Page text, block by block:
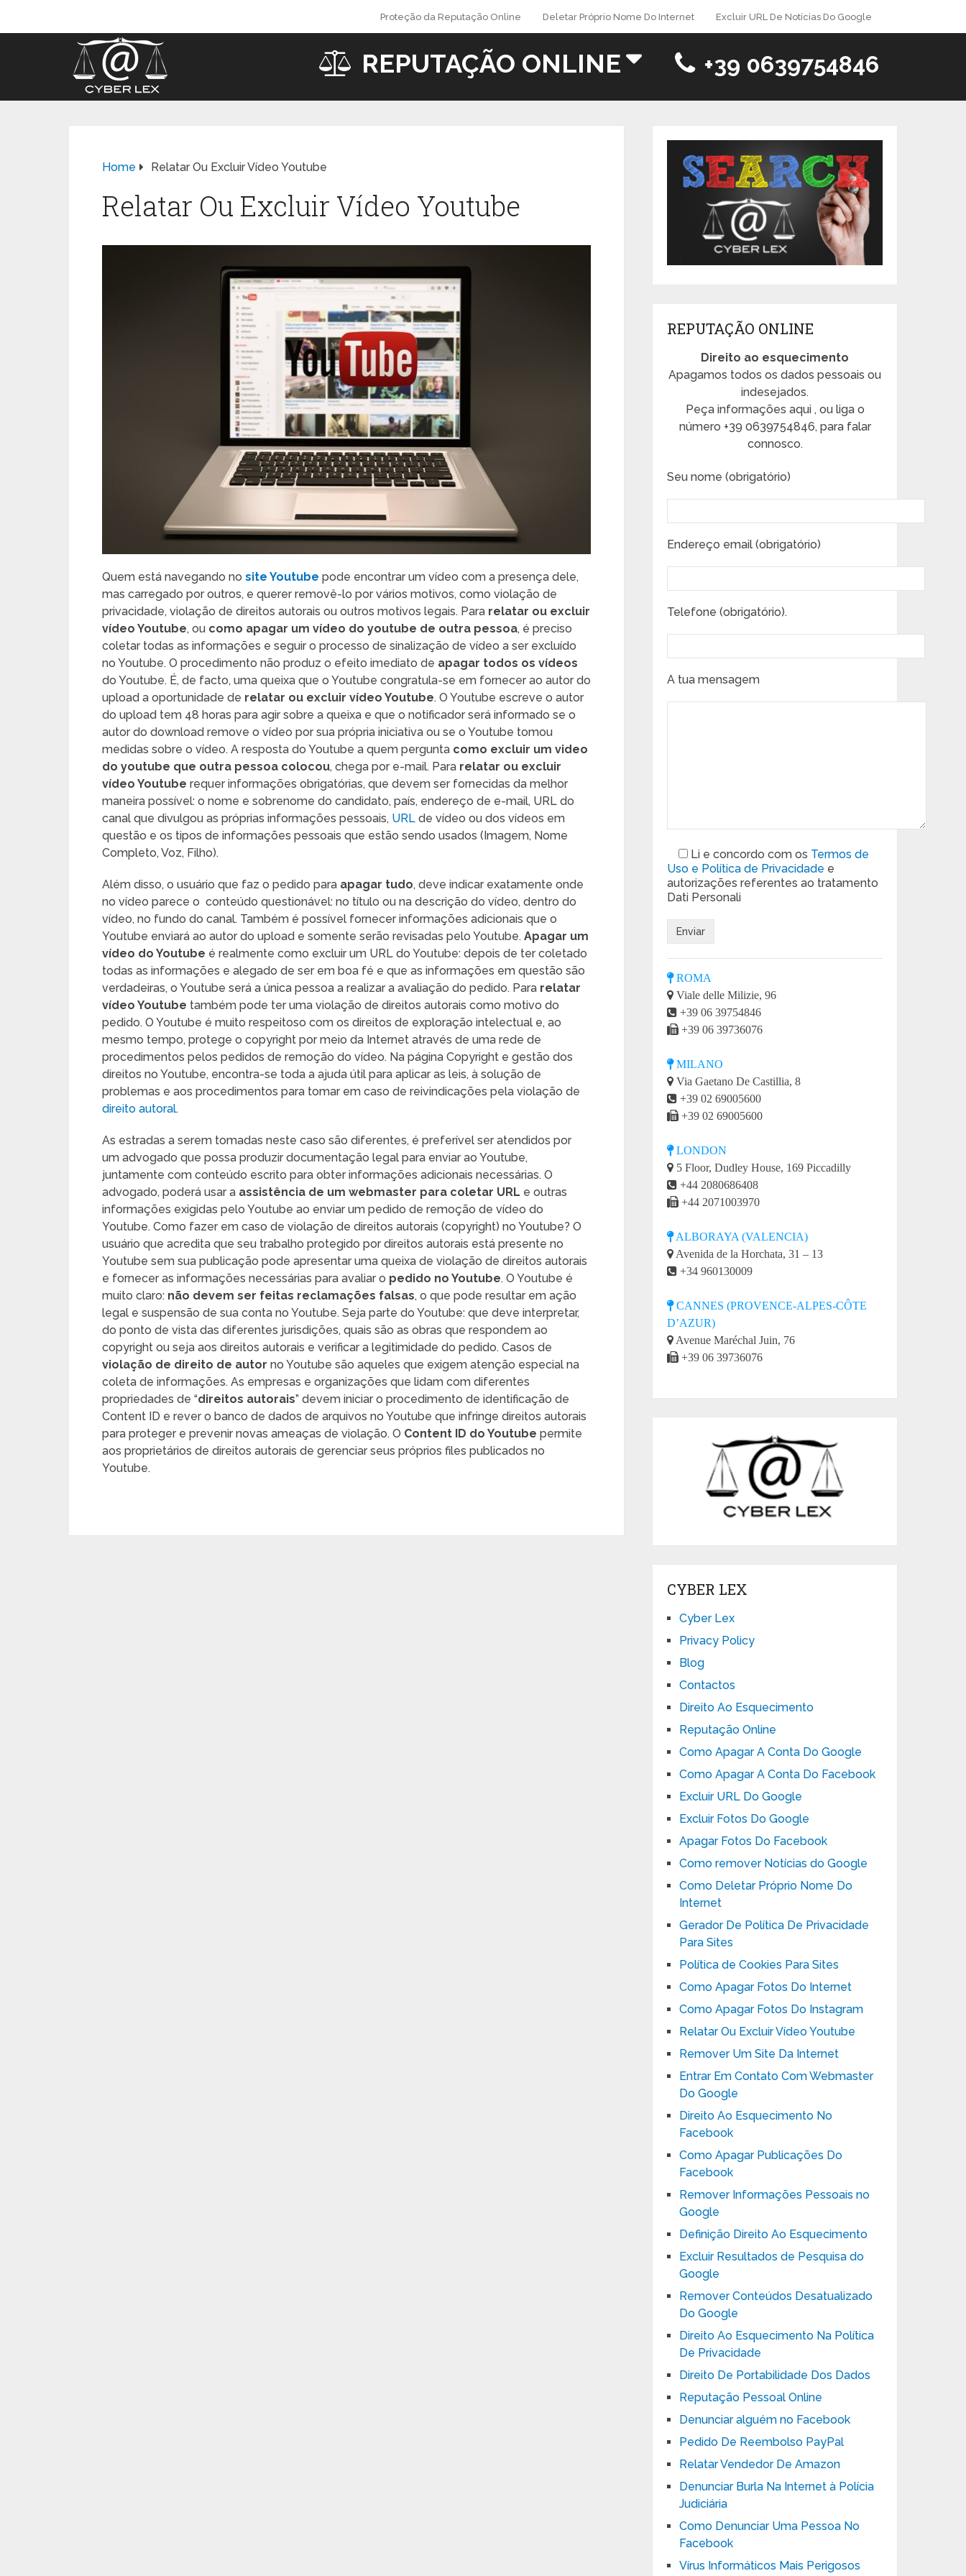
Proteção da Reputação Online Deletar Próprio Nome Do Internet Excluir URL De Notícias Do Google
REPUTAÇÃO ONLINE +39 0639754846
Home Relatar Ou Excluir Vídeo Youtube
Relatar Ou Excluir Vídeo Youtube
Quem está navegando no site Youtube pode encontrar um vídeo com a presença dele,
mas carregado por outros, e querer removê-lo por vários motivos, como violação de
privacidade, violação de direitos autorais ou outros motivos legais. Para relatar ou excluir
vídeo Youtube, ou como apagar um vídeo do youtube de outra pessoa, é preciso
coletar todas as informações e seguir o processo de sinalização de vídeo a ser excluído
no Youtube. O procedimento não produz o efeito imediato de apagar todos os vídeos
do Youtube. É, de facto, uma queixa que o Youtube congratula-se em fornecer ao autor do
upload a oportunidade de relatar ou excluir vídeo Youtube. O Youtube escreve o autor
do upload tem 48 horas para agir sobre a queixa e que o notificador será informado se o
autor do download remove o vídeo por sua própria iniciativa ou se o Youtube tomou
medidas sobre o vídeo. A resposta do Youtube a quem pergunta como excluir um video
do youtube que outra pessoa colocou, chega por e-mail. Para relatar ou excluir
vídeo Youtube requer informações obrigatórias, que devem ser fornecidas da melhor
maneira possível: o nome e sobrenome do candidato, país, endereço de e-mail, URL do
canal que divulgou as próprias informações pessoais, URL de vídeo ou dos vídeos em
questão e os tipos de informações pessoais que estão sendo usados (Imagem, Nome
Completo, Voz, Filho).
Além disso, o usuário que faz o pedido para apagar tudo, deve indicar exatamente onde
no vídeo parece o conteúdo questionável: no título ou na descrição do vídeo, dentro do
vídeo, no fundo do canal. Também é possível fornecer informações adicionais que o
Youtube enviará ao autor do upload e somente serão revisadas pelo Youtube. Apagar um
vídeo do Youtube é realmente como excluir um URL do Youtube: depois de ter coletado
todas as informações e alegado de ser em boa fé e que as informações em questão são
verdadeiras, o Youtube será a única pessoa a realizar a avaliação do pedido. Para relatar
vídeo Youtube também pode ter uma violação de direitos autorais como motivo do
pedido. O Youtube é muito respeitoso com os direitos de exploração intelectual e, ao
mesmo tempo, protege o copyright por meio da Internet através de uma rede de
procedimentos pelos pedidos de remoção do vídeo. Na página Copyright e gestão dos
direitos no Youtube, encontra-se toda a ajuda útil para aplicar as leis, à solução de
problemas e aos procedimentos para tomar em caso de reivindicações pela violação de
direito autoral.
As estradas a serem tomadas neste caso são diferentes, é preferível ser atendidos por
um advogado que possa produzir documentação legal para enviar ao Youtube,
juntamente com conteúdo escrito para obter informações adicionais necessárias. O
advogado, poderá usar a assistência de um webmaster para coletar URL e outras
informações exigidas pelo Youtube ao enviar um pedido de remoção de vídeo do
Youtube. Como fazer em caso de violação de direitos autorais (copyright) no Youtube? O
usuário que acredita que seu trabalho protegido por direitos autorais está presente no
Youtube sem sua publicação pode apresentar uma queixa de violação de direitos autorais
e fornecer as informações necessárias para avaliar o pedido no Youtube. O Youtube é
muito claro: não devem ser feitas reclamações falsas, o que pode resultar em ação
legal e suspensão de sua conta no Youtube. Seja parte do Youtube: que deve interpretar,
do ponto de vista das diferentes jurisdições, quais são as obras que respondem ao
copyright ou seja aos direitos autorais e verificar a legitimidade do pedido. Casos de
violação de direito de autor no Youtube são aqueles que exigem atenção especial na
coleta de informações. As empresas e organizações que lidam com diferentes
propriedades de “direitos autorais” devem iniciar o procedimento de identificação de
Content ID e rever o banco de dados de arquivos no Youtube que infringe direitos autorais
para proteger e prevenir novas ameaças de violação. O Content ID do Youtube permite
aos proprietários de direitos autorais de gerenciar seus próprios files publicados no
Youtube.
REPUTAÇÃO ONLINE
Direito ao esquecimento
Apagamos todos os dados pessoais ou
indesejados.
Peça informações aqui , ou liga o
número +39 0639754846, para falar
connosco.
Seu nome (obrigatório)
Endereço email (obrigatório)
Telefone (obrigatório).
A tua mensagem
Li e concordo com os Termos de
Uso e Política de Privacidade e
autorizações referentes ao tratamento
Dati Personali
ROMA
Viale delle Milizie, 96
+39 06 39754846
+39 06 39736076
MILANO
Via Gaetano De Castillia, 8
+39 02 69005600
+39 02 69005600
LONDON
5 Floor, Dudley House, 169 Piccadilly
+44 2080686408
+44 2071003970
ALBORAYA (VALENCIA)
Avenida de la Horchata, 31 – 13
+34 960130009
CANNES (PROVENCE-ALPES-CÔTE
D’AZUR)
Avenue Maréchal Juin, 76
+39 06 39736076
CYBER LEX
Cyber Lex
Privacy Policy
Blog
Contactos
Direito Ao Esquecimento
Reputação Online
Como Apagar A Conta Do Google
Como Apagar A Conta Do Facebook
Excluir URL Do Google
Excluir Fotos Do Google
Apagar Fotos Do Facebook
Como remover Notícias do Google
Como Deletar Próprio Nome Do
Internet
Gerador De Política De Privacidade
Para Sites
Política de Cookies Para Sites
Como Apagar Fotos Do Internet
Como Apagar Fotos Do Instagram
Relatar Ou Excluir Vídeo Youtube
Remover Um Site Da Internet
Entrar Em Contato Com Webmaster
Do Google
Direito Ao Esquecimento No
Facebook
Como Apagar Publicações Do
Facebook
Remover Informações Pessoais no
Google
Definição Direito Ao Esquecimento
Excluir Resultados de Pesquisa do
Google
Remover Conteúdos Desatualizado
Do Google
Direito Ao Esquecimento Na Política
De Privacidade
Direito De Portabilidade Dos Dados
Reputação Pessoal Online
Denunciar alguém no Facebook
Pedido De Reembolso PayPal
Relatar Vendedor De Amazon
Denunciar Burla Na Internet à Polícia
Judiciária
Como Denunciar Uma Pessoa No
Facebook
Vírus Informáticos Mais Perigosos